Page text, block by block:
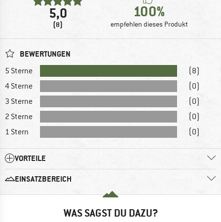
5,0
(8)
100%
empfehlen dieses Produkt
BEWERTUNGEN
5 Sterne
(8)
4 Sterne
(0)
3 Sterne
(0)
2 Sterne
(0)
1 Stern
(0)
VORTEILE
EINSATZBEREICH
WAS SAGST DU DAZU?